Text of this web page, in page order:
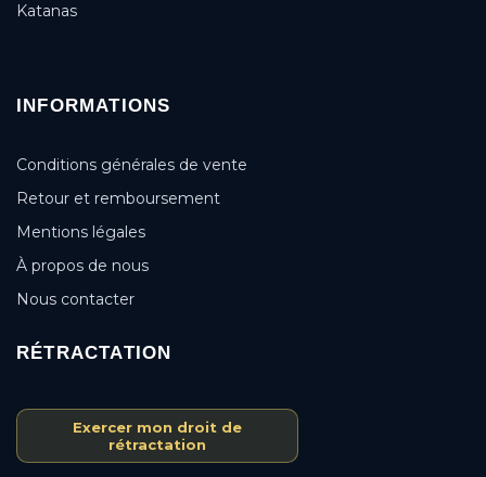
Katanas
INFORMATIONS
Conditions générales de vente
Retour et remboursement
Mentions légales
À propos de nous
Nous contacter
RÉTRACTATION
Exercer mon droit de
rétractation